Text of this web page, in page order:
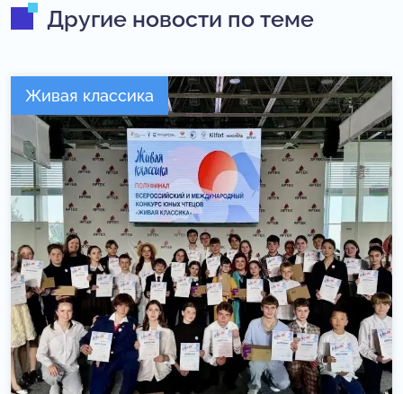
Другие новости по теме
Живая классика